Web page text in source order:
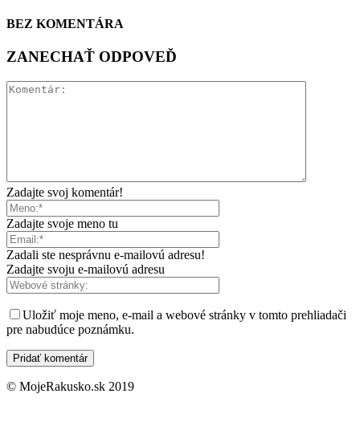
BEZ KOMENTÁRA
ZANECHAŤ ODPOVEĎ
Zadajte svoj komentár!
Zadajte svoje meno tu
Zadali ste nesprávnu e-mailovú adresu!
Zadajte svoju e-mailovú adresu
Uložiť moje meno, e-mail a webové stránky v tomto prehliadači
pre nabudúce poznámku.
© MojeRakusko.sk 2019